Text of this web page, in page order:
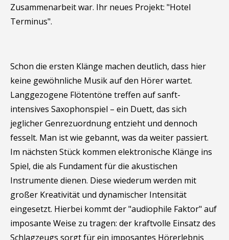
Zusammenarbeit war. Ihr neues Projekt: "Hotel
Terminus".
Schon die ersten Klänge machen deutlich, dass hier
keine gewöhnliche Musik auf den Hörer wartet.
Langgezogene Flötentöne treffen auf sanft-
intensives Saxophonspiel – ein Duett, das sich
jeglicher Genrezuordnung entzieht und dennoch
fesselt. Man ist wie gebannt, was da weiter passiert.
Im nächsten Stück kommen elektronische Klänge ins
Spiel, die als Fundament für die akustischen
Instrumente dienen. Diese wiederum werden mit
großer Kreativität und dynamischer Intensität
eingesetzt. Hierbei kommt der "audiophile Faktor" auf
imposante Weise zu tragen: der kraftvolle Einsatz des
Schlagzeugs sorgt für ein imposantes Hörerlebnis